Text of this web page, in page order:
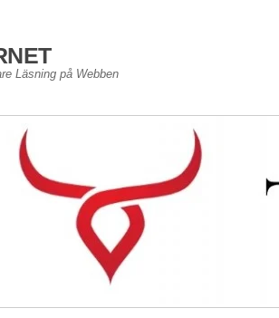
Läsning på Webben